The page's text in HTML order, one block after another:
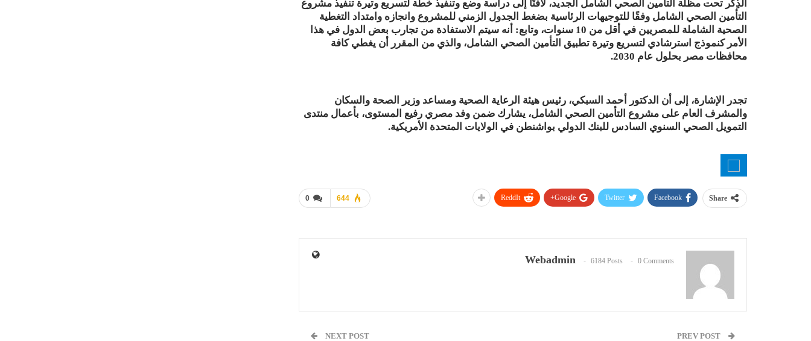
الذِكر تحت مظلة التأمين الصحي الشامل الجديد، لافتًا إلى دراسة وضع وتنفيذ خطة لتسريع وتيرة تنفيذ مشروع
التأمين الصحي الشامل وفقًا للتوجيهات الرئاسية بضغط الجدول الزمني للمشروع وانجازه وامتداد التغطية
الصحية الشاملة للمصريين في أقل من 10 سنوات، وتابع: أنه سيتم الاستفادة من تجارب بعض الدول في هذا
الأمر كنموذج استرشادي لتسريع وتيرة تطبيق التأمين الصحي الشامل، والذي من المقرر أن يغطي كافة
محافظات مصر بحلول عام 2030.
تجدر الإشارة، إلى أن الدكتور أحمد السبكي، رئيس هيئة الرعاية الصحية ومساعد وزير الصحة والسكان
والمشرف العام على مشروع التأمين الصحي الشامل، يشارك ضمن وفد مصري رفيع المستوى، بأعمال منتدى
التمويل الصحي السنوي السادس للبنك الدولي بواشنطن في الولايات المتحدة الأمريكية.
0 644 Share
Facebook
Twitter
Google+
ReddIt
Webadmin 6184 Posts 0 Comments
NEXT POST